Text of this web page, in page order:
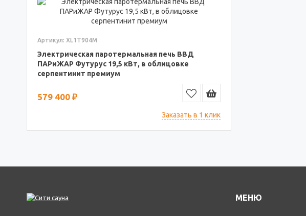
Артикул: XL1T904M
Электрическая паротермальная печь ВВД
ПАРиЖАР Футурус 19,5 кВт, в облицовке
серпентинит премиум
579 400 ₽
Заказать в 1 клик
МЕНЮ